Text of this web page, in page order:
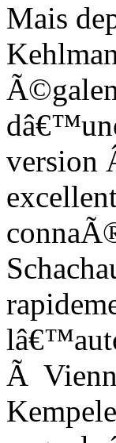
Mais
version
Ã